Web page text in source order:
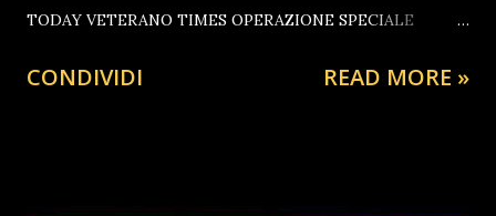
TODAY VETERANO TIMES OPERAZIONE SPECIALE
PALESTINA PARLAMENTO OGGI Se ti Piace il Post che
CONDIVIDI READ MORE »